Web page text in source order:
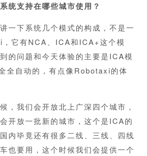
统支持在哪些城市使用？
一下系统几个模式的构成，不是一
它有NCA、ICA和ICA+这个模
的问题和今天体验的主要是ICA模
全自动的，有点像Robotaxi的体
，我们会开放北上广深四个城市，
开放一批新的城市，这个是ICA的
内毕竟还有很多二线、三线、四线
也要用，这个时候我们会提供一个